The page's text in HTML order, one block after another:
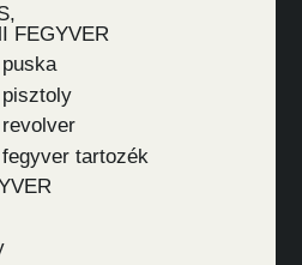
FEGYVER
tartozék